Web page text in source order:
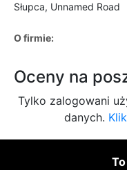
Słupca, Unnamed Road
O firmie:
Oceny na
Tylko zalogowani
danych.